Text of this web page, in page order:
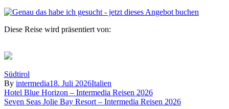
Diese Reise wird präsentiert von:
Südtirol
By intermedia18. Juli 2026Italien
Beitragsnavigation
Hotel Blue Horizon – Intermedia Reisen 2026
Seven Seas Jolie Bay Resort – Intermedia Reisen 2026